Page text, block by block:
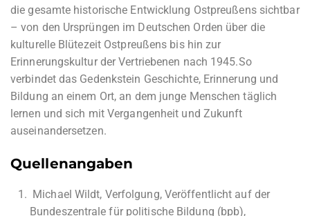
die gesamte historische Entwicklung Ostpreußens sichtbar
– von den Ursprüngen im Deutschen Orden über die
kulturelle Blütezeit Ostpreußens bis hin zur
Erinnerungskultur der Vertriebenen nach 1945.So
verbindet das Gedenkstein Geschichte, Erinnerung und
Bildung an einem Ort, an dem junge Menschen täglich
lernen und sich mit Vergangenheit und Zukunft
auseinandersetzen.
Quellenangaben
Michael Wildt, Verfolgung, Veröffentlicht auf der
Bundeszentrale für politische Bildung (bpb),